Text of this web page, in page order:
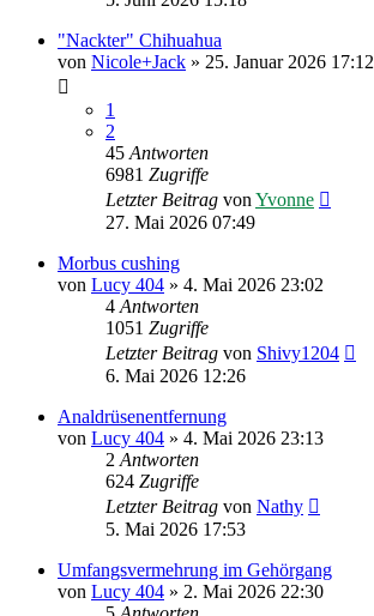
"Nackter" Chihuahua
von Nicole+Jack » 25. Januar 2026 17:12
1
2
45 Antworten
6981 Zugriffe
Letzter Beitrag von Yvonne
27. Mai 2026 07:49
Morbus cushing
von Lucy 404 » 4. Mai 2026 23:02
4 Antworten
1051 Zugriffe
Letzter Beitrag von Shivy1204
6. Mai 2026 12:26
Analdrüsenentfernung
von Lucy 404 » 4. Mai 2026 23:13
2 Antworten
624 Zugriffe
Letzter Beitrag von Nathy
5. Mai 2026 17:53
Umfangsvermehrung im Gehörgang
von Lucy 404 » 2. Mai 2026 22:30